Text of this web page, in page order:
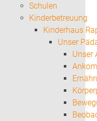
Schulen
Kinderbetreuung
Kinderhaus
Unser
Unser